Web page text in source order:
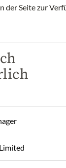
von der
SLOŽENÍ A
(30%), Honey
Water, Salt, Spices
NUTRIČNÍ
(energy):
1021
der Seite zur